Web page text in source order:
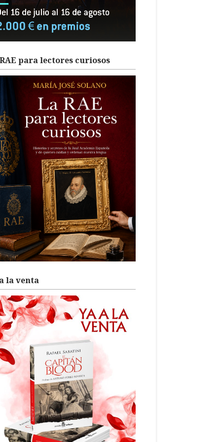
para lectores curiosos
la venta